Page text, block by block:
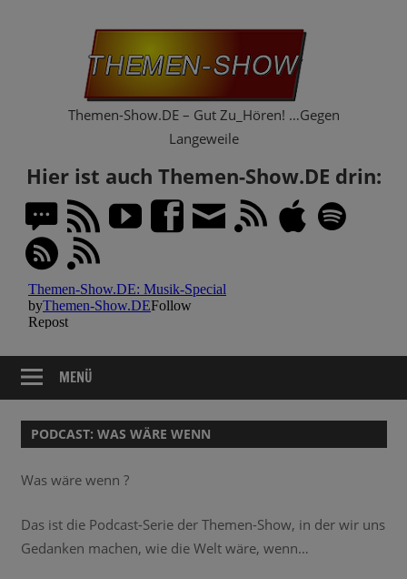
Themen-Show.DE – Gut Zu_Hören! …Gegen
Langeweile
Hier ist auch Themen-Show.DE drin:
MENÜ
PODCAST: WAS WÄRE WENN
Was wäre wenn ?
Das ist die Podcast-Serie der Themen-Show, in der wir uns
Gedanken machen, wie die Welt wäre, wenn…